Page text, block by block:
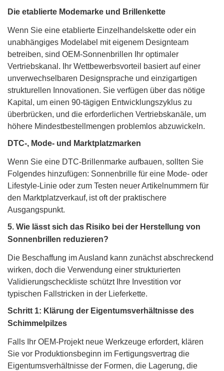
Die etablierte Modemarke und Brillenkette
Wenn Sie eine etablierte Einzelhandelskette oder ein
unabhängiges Modelabel mit eigenem Designteam
betreiben, sind OEM-Sonnenbrillen Ihr optimaler
Vertriebskanal. Ihr Wettbewerbsvorteil basiert auf einer
unverwechselbaren Designsprache und einzigartigen
strukturellen Innovationen. Sie verfügen über das nötige
Kapital, um einen 90-tägigen Entwicklungszyklus zu
überbrücken, und die erforderlichen Vertriebskanäle, um
höhere Mindestbestellmengen problemlos abzuwickeln.
DTC-, Mode- und Marktplatzmarken
Wenn Sie eine DTC-Brillenmarke aufbauen, sollten Sie
Folgendes hinzufügen: Sonnenbrille für eine Mode- oder
Lifestyle-Linie oder zum Testen neuer Artikelnummern für
den Marktplatzverkauf, ist oft der praktischere
Ausgangspunkt.
5. Wie lässt sich das Risiko bei der Herstellung von
Sonnenbrillen reduzieren?
Die Beschaffung im Ausland kann zunächst abschreckend
wirken, doch die Verwendung einer strukturierten
Validierungscheckliste schützt Ihre Investition vor
typischen Fallstricken in der Lieferkette.
Schritt 1: Klärung der Eigentumsverhältnisse des
Schimmelpilzes
Falls Ihr OEM-Projekt neue Werkzeuge erfordert, klären
Sie vor Produktionsbeginn im Fertigungsvertrag die
Eigentumsverhältnisse der Formen, die Lagerung, die